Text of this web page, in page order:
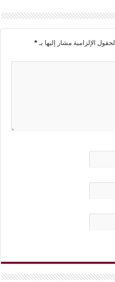
الحقول الإلزامية مشار إليها بـ*